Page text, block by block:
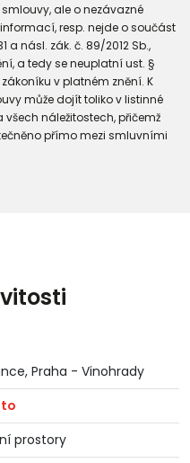
ale o nezávazné
resp. nejde o součást
a násl. zák. č. 89/2012 Sb.,
a tedy se neuplatní ust. §
zákoníku v platném znění. K
může dojít toliko v listinné
náležitostech, přičemž
přímo mezi smluvními
Praha - Vinohrady
prostory